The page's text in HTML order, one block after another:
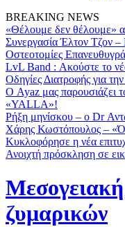
BREAKING NEWS
«Θέλουμε δεν θέλουμε»
Συνεργασία Έλτον Τζον –
Οστεοτομίες
LvL Band : Ακούστε το
Οδηγίες Διατροφής για
Ο Ayaz μας παρουσιάζει
«YALLA»!
Ρήξη μηνίσκου – o Dr
Χάρης Κωστόπουλος –
Κυκλοφόρησε η νέα
Ανοιχτή πρόσκληση σε
ζυμαρικών